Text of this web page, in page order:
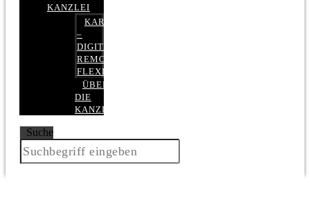
KANZLEI
KARRIERE
–
DIGITAL,
REMOTE,
FLEXIBEL
ÜBER
DIE
KANZLEI
Suche